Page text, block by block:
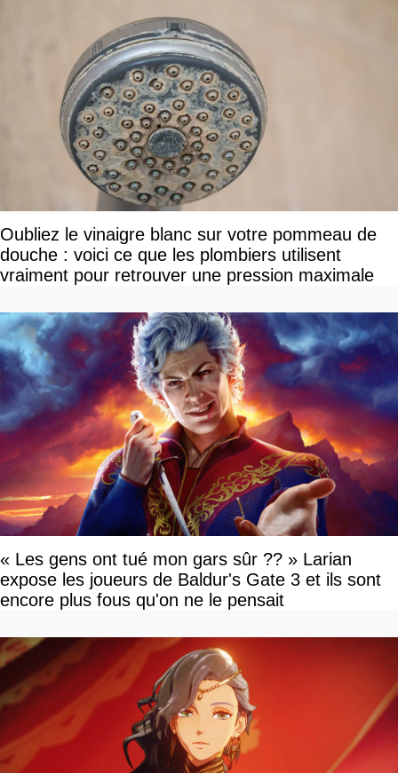
Oubliez le vinaigre blanc sur votre pommeau de
douche : voici ce que les plombiers utilisent
vraiment pour retrouver une pression maximale
« Les gens ont tué mon gars sûr ?? » Larian
expose les joueurs de Baldur's Gate 3 et ils sont
encore plus fous qu'on ne le pensait